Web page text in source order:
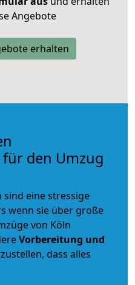
Angebote
erhalten
den Umzug
sind eine stressige
wenn sie über große
von Köln
Vorbereitung und
dass alles